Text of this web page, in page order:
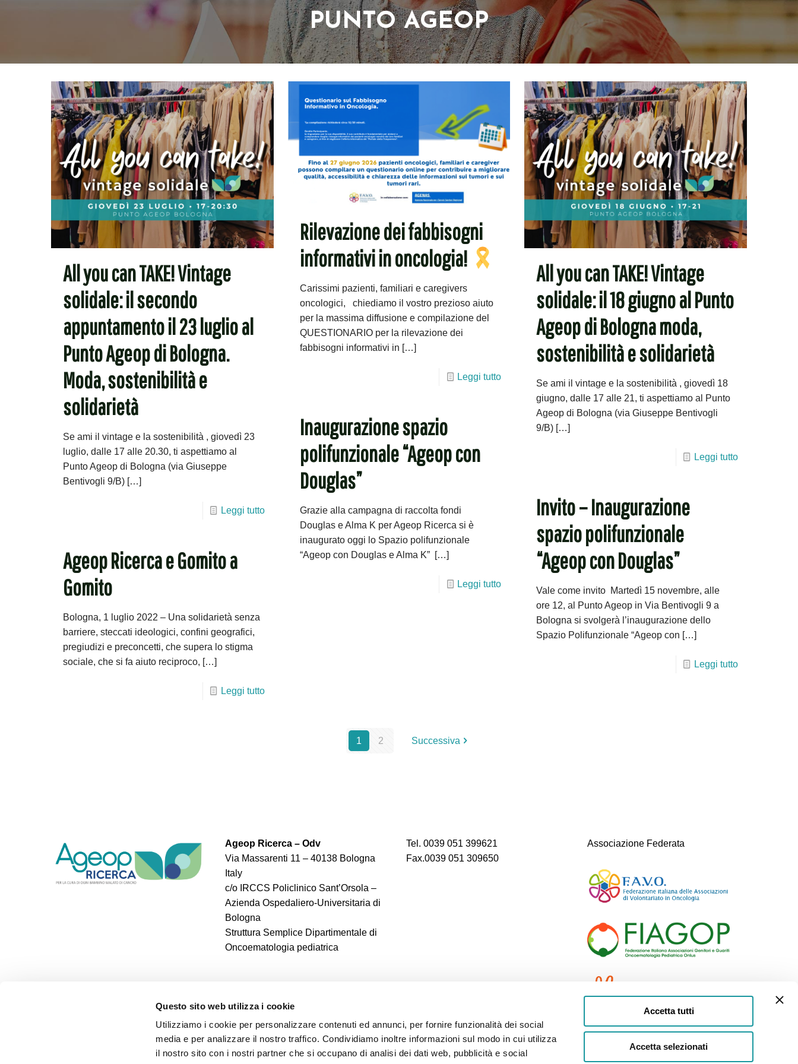
Questo sito web utilizza i cookie
Utilizziamo i cookie per personalizzare contenuti ed annunci, per fornire funzionalità dei social
media e per analizzare il nostro traffico. Condividiamo inoltre informazioni sul modo in cui utilizza
il nostro sito con i nostri partner che si occupano di analisi dei dati web, pubblicità e social
Accetta tutti
Accetta selezionati
PUNTO AGEOP
All you can TAKE! Vintage
solidale: il secondo
appuntamento il 23 luglio al
Punto Ageop di Bologna.
Moda, sostenibilità e
solidarietà
Se ami il vintage e la sostenibilità , giovedì 23
luglio, dalle 17 alle 20.30, ti aspettiamo al
Punto Ageop di Bologna (via Giuseppe
Bentivogli 9/B)[…]
Leggi tutto
Rilevazione dei fabbisogni
informativi in oncologia!
Carissimi pazienti, familiari e caregivers
oncologici, chiediamo il vostro prezioso aiuto
per la massima diffusione e compilazione del
QUESTIONARIO per la rilevazione dei
fabbisogni informativi in […]
Leggi tutto
All you can TAKE! Vintage
solidale: il 18 giugno al Punto
Ageop di Bologna moda,
sostenibilità e solidarietà
Se ami il vintage e la sostenibilità , giovedì 18
giugno, dalle 17 alle 21, ti aspettiamo al Punto
Ageop di Bologna (via Giuseppe Bentivogli
9/B) […]
Leggi tutto
Inaugurazione spazio
polifunzionale “Ageop con
Douglas”
Grazie alla campagna di raccolta fondi
Douglas e Alma K per Ageop Ricerca si è
inaugurato oggi lo Spazio polifunzionale
“Ageop con Douglas e Alma K” […]
Leggi tutto
Invito – Inaugurazione
spazio polifunzionale
“Ageop con Douglas”
Vale come invito Martedì 15 novembre, alle
ore 12, al Punto Ageop in Via Bentivogli 9 a
Bologna si svolgerà l’inaugurazione dello
Spazio Polifunzionale “Ageop con […]
Leggi tutto
Ageop Ricerca e Gomito a
Gomito
Bologna, 1 luglio 2022 – Una solidarietà senza
barriere, steccati ideologici, confini geografici,
pregiudizi e preconcetti, che supera lo stigma
sociale, che si fa aiuto reciproco, […]
Leggi tutto
1 2 Successiva
Ageop Ricerca – Odv
Via Massarenti 11 – 40138 Bologna
Italy
c/o IRCCS Policlinico Sant’Orsola –
Azienda Ospedaliero-Universitaria di
Bologna
Struttura Semplice Dipartimentale di
Oncoematologia pediatrica
Tel. 0039 051 399621
Fax.0039 051 309650
Associazione Federata